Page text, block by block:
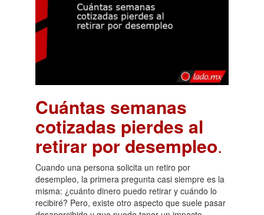
Cuántas semanas
cotizadas pierdes al
retirar por desempleo.
Cuando una persona solicita un retiro por
desempleo, la primera pregunta casi siempre es la
misma: ¿cuánto dinero puedo retirar y cuándo lo
recibiré? Pero, existe otro aspecto que suele pasar